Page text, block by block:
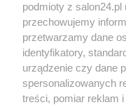
Społeczeństwo
Kultura
podmioty z
przechowujemy
przetwarzamy dane
identyfikatory,
urządzenie czy dane
spersonalizowanych
treści, pomiar reklam